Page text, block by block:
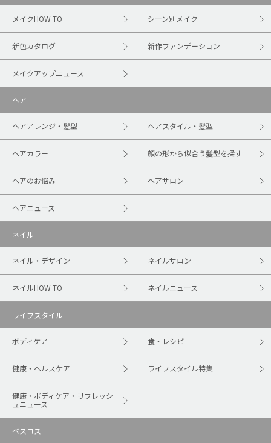
メイクHOW TO シーン別メイク
新色カタログ 新作ファンデーション
メイクアップニュース
ヘア
ヘアアレンジ・髪型 ヘアスタイル・髪型
ヘアカラー 顔の形から似合う髪型を探す
ヘアのお悩み ヘアサロン
ヘアニュース
ネイル
ネイル・デザイン ネイルサロン
ネイルHOW TO ネイルニュース
ライフスタイル
ボディケア 食・レシピ
健康・ヘルスケア ライフスタイル特集
健康・ボディケア・リフレッシ
ュニュース
ベスコス